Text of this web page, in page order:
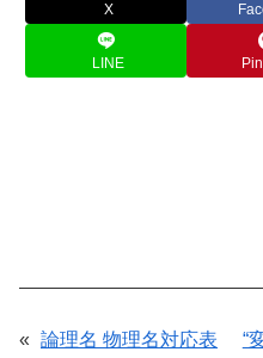
X
LINE
« 論理名 物理名対応表
“